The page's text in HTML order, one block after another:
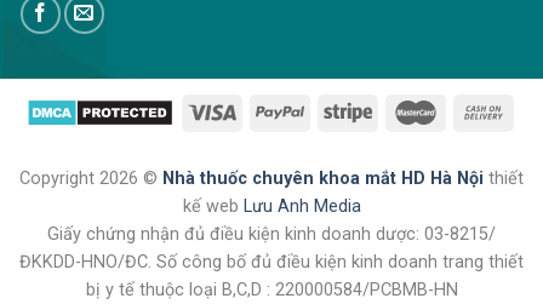
Copyright 2026 © Nhà thuốc chuyên khoa mắt HD Hà Nội thiết
kế web Lưu Anh Media
Giấy chứng nhận đủ điều kiện kinh doanh dược: 03-8215/
ĐKKDD-HNO/ĐC. Số công bố đủ điều kiện kinh doanh trang thiết
bị y tế thuộc loại B,C,D : 220000584/PCBMB-HN